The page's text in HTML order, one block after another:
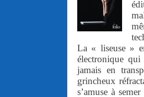
La « liseuse »
électronique
jamais en
grincheux
s’amuse à